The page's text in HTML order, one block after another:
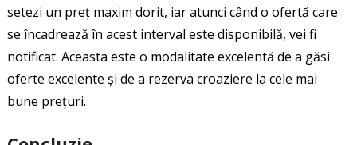
setezi un preț maxim dorit, iar atunci când o ofertă care
se încadrează în acest interval este disponibilă, vei fi
notificat. Aceasta este o modalitate excelentă de a găsi
oferte excelente și de a rezerva croaziere la cele mai
bune prețuri.